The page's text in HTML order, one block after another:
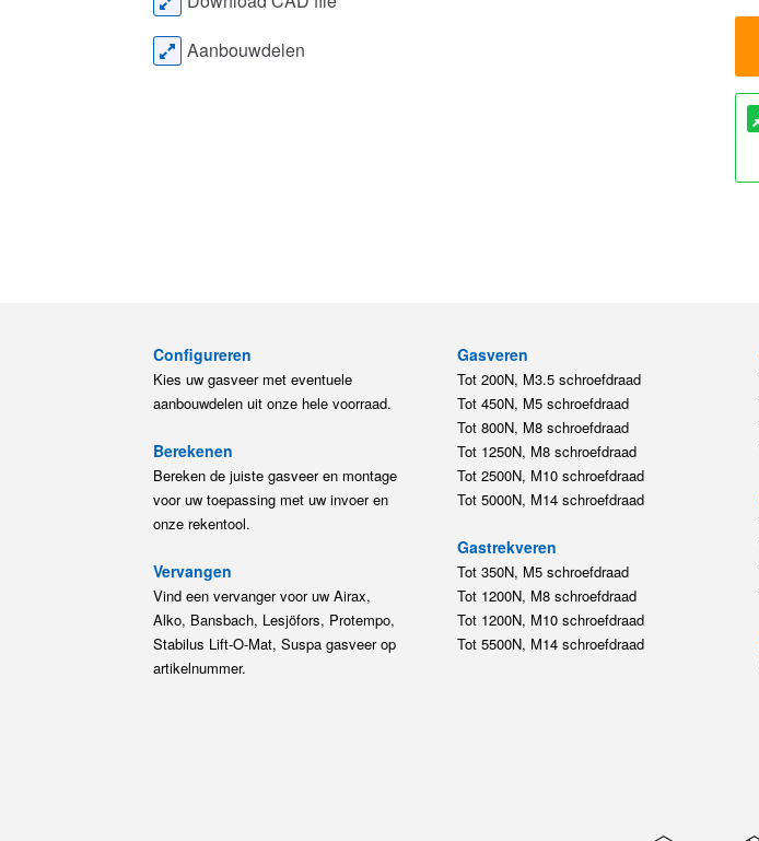
Aanbouwdelen
Configureren
Kies uw gasveer met eventuele
aanbouwdelen uit onze hele voorraad.
Berekenen
Bereken de juiste gasveer en montage
voor uw toepassing met uw invoer en
onze rekentool.
Vervangen
Vind een vervanger voor uw Airax,
Alko, Bansbach, Lesjöfors, Protempo,
Stabilus Lift-O-Mat, Suspa gasveer op
artikelnummer.
Gasveren
Tot 200N, M3.5 schroefdraad
Tot 450N, M5 schroefdraad
Tot 800N, M8 schroefdraad
Tot 1250N, M8 schroefdraad
Tot 2500N, M10 schroefdraad
Tot 5000N, M14 schroefdraad
Gastrekveren
Tot 350N, M5 schroefdraad
Tot 1200N, M8 schroefdraad
Tot 1200N, M10 schroefdraad
Tot 5500N, M14 schroefdraad